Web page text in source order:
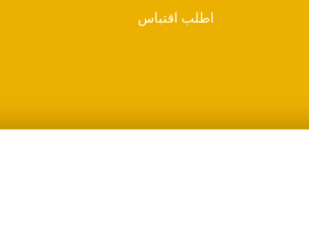
اطلب اقتباس